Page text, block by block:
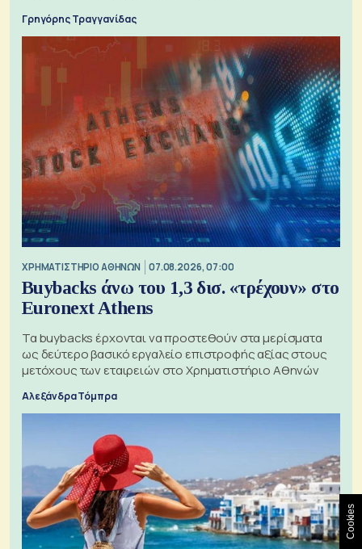
Γρηγόρης Τραγγανίδας
XΡΗΜΑΤΙΣΤΗΡΙΟ ΑΘΗΝΩΝ 07.08.2026, 07:00
Buybacks άνω του 1,3 δισ. «τρέχουν» στο
Euronext Athens
Τα buybacks έρχονται να προστεθούν στα μερίσματα
ως δεύτερο βασικό εργαλείο επιστροφής αξίας στους
μετόχους των εταιρειών στο Χρηματιστήριο Αθηνών
Αλεξάνδρα Τόμπρα
Cookies